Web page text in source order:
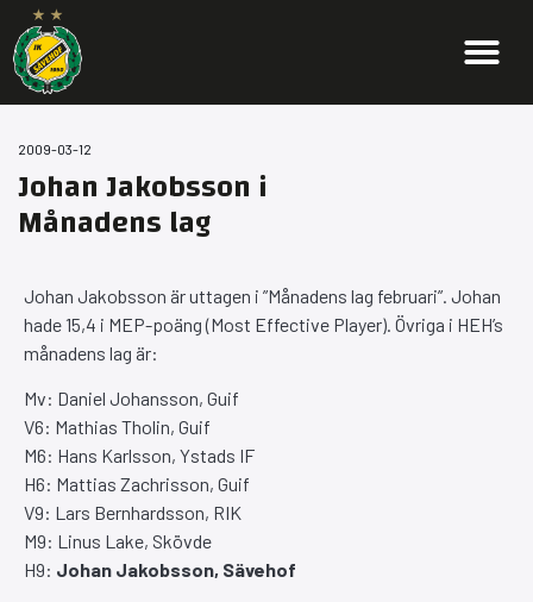
2009-03-12
Johan Jakobsson i
Månadens lag
Johan Jakobsson är uttagen i ”Månadens lag februari”. Johan
hade 15,4 i MEP-poäng (Most Effective Player). Övriga i HEH’s
månadens lag är:
Mv: Daniel Johansson, Guif
V6: Mathias Tholin, Guif
M6: Hans Karlsson, Ystads IF
H6: Mattias Zachrisson, Guif
V9: Lars Bernhardsson, RIK
M9: Linus Lake, Skövde
H9: Johan Jakobsson, Sävehof